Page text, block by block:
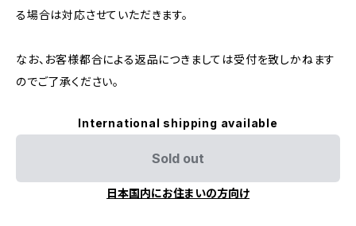
る場合は対応させていただきます。
なお、お客様都合による返品につきましては受付を致しかねます
のでご了承ください。
International shipping available
Sold out
日本国内にお住まいの方向け